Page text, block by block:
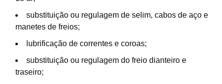
substituição ou regulagem de selim, cabos de aço e
manetes de freios;
lubrificação de correntes e coroas;
substituição ou regulagem do freio dianteiro e
traseiro;